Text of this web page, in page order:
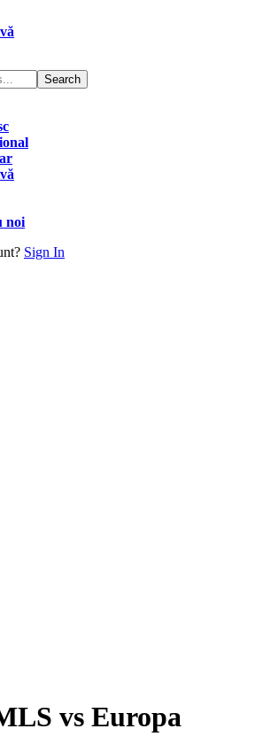
noi
Sign In
vs Europa